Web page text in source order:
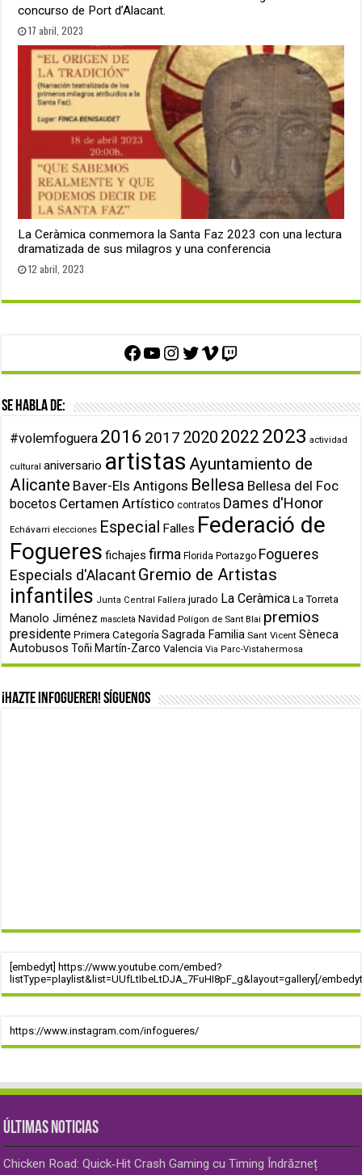
concurso de Port d’Alacant.
17 abril, 2023
La Ceràmica conmemora la Santa Faz 2023 con una lectura
dramatizada de sus milagros y una conferencia
12 abril, 2023
Facebook
YouTube
Instagram
Twitter
Vimeo
Twitch
Se habla de:
#volemfoguera 2016 2017 2020 2022 2023 actividad
cultural aniversario artistas Ayuntamiento de
Alicante Baver-Els Antigons Bellesa Bellesa del Foc
bocetos Certamen Artístico contratos Dames d'Honor
Echávarri elecciones Especial Falles Federació de
Fogueres fichajes firma Florida Portazgo Fogueres
Especials d'AlacantGremio de Artistas
infantiles Junta Central Fallera jurado La Ceràmica La Torreta
Manolo Jiménez mascletà Navidad Polígon de Sant Blai premios
presidente Primera Categoría Sagrada Familia Sant Vicent Sèneca
Autobusos Toñi Martín-Zarco Valencia Via Parc-Vistahermosa
¡Hazte infoguerer! Síguenos
[embedyt] https://www.youtube.com/embed?
listType=playlist&list=UUfLtIbeLtDJA_7FuHI8pF_g&layout=gallery[/
https://www.instagram.com/infogueres/
ÚLTIMAS NOTICIAS
Chicken Road: Quick‑Hit Crash Gaming cu Timing Îndrăzneț